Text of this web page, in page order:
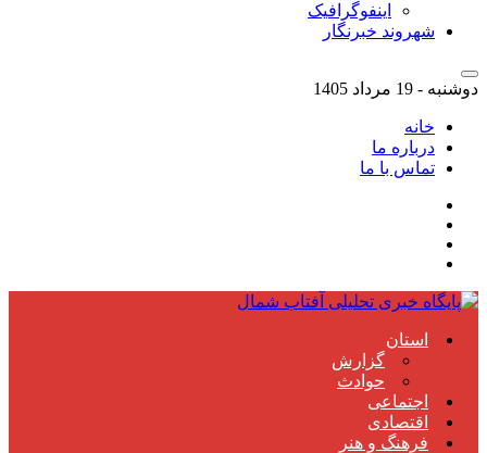
اینفوگرافیک
شهروند خبرنگار
دوشنبه - 19 مرداد 1405
خانه
درباره ما
تماس با ما
استان
گزارش
حوادث
اجتماعی
اقتصادی
فرهنگ و هنر